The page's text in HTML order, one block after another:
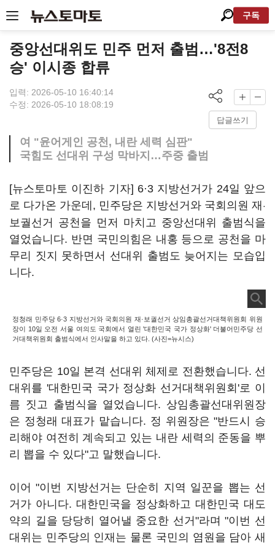
구독
중앙선대위도 민주 먼저 출범…'8전8
승' 이시종 합류
입력: 2026-05-10 16:40:14
수정: 2026-05-10 18:08:19
답글쓰기
여 "윤어게인 공천, 내란 세력 심판"
국힘도 선대위 구성 막바지…주중 출범
[뉴스토마토 이진하 기자] 6·3 지방선거가 24일 앞으
로 다가온 가운데, 민주당은 지방선거와 국회의원 재 ·
보궐선거 공천을 먼저 마치고 중앙선대위 출범식을
열었습니다. 반면 국민의힘은 내홍 등으로 공천을 마
무리 짓지 못하면서 선대위 출범도 늦어지는 모습입
니다.
정청래 민주당 6·3 지방선거와 국회의원 재·보궐선거 상임총괄선거대책위원회 위원
장이 10일 오전 서울 여의도 국회에서 열린 '대한민국 국가 정상화' 더불어민주당 선
거대책위원회 출범식에서 인사말을 하고 있다. (사진=뉴시스)
민주당은 10일 본격 선대위 체제로 전환했습니다. 선
대위를 '대한민국 국가 정상화 선거대책위원회'로 이
름 짓고 출범식을 열었습니다. 상임총괄선대위원장
은 정청래 대표가 맡습니다. 정 위원장은 "반드시 승
리해야 여전히 계속되고 있는 내란 세력의 준동을 뿌
리 뽑을 수 있다"고 말했습니다.
이어 "이번 지방선거는 단순히 지역 일꾼을 뽑는 선
거가 아니다. 대한민국을 정상화하고 대한민국 대도
약의 길을 당당히 열어낼 중요한 선거"라며 "이번 선
대위는 민주당의 인재는 물론 국민의 염원을 담아 새